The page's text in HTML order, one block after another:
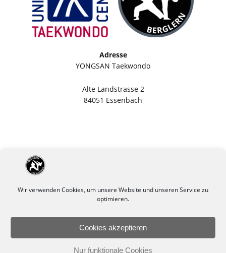
Wir verwenden Cookies, um unsere Website und unseren Service zu
optimieren.
Cookies akzeptieren
Nur funktionale Cookies
Adresse
YONGSAN Taekwondo
Alte Landstrasse 2
84051 Essenbach
Impressum
Datenschutzerklärung